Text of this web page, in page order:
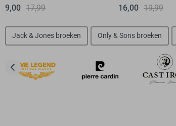
9,00 17,99
16,00 19,99
Jack & Jones broeken Only & Sons broeken